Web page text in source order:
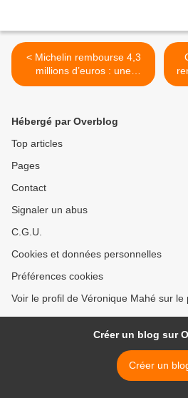
< Michelin rembourse 4,3
millions d’euros : une
victoire communiste pour la
et
Hébergé par Overblog
Top articles
Pages
Contact
Signaler un abus
C.G.U.
Cookies et données personnelles
Préférences cookies
Voir le profil de Véronique Mahé sur le
Créer un blog sur
Créer un